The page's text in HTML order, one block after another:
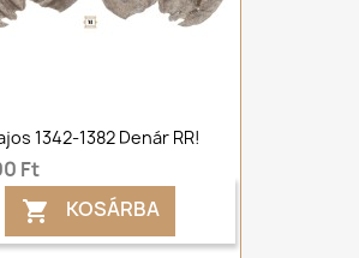
1342-1382 Denár RR!
Ft
 KOSÁRBA